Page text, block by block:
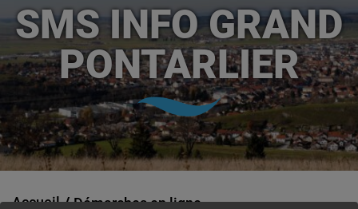
SMS INFO GRAND
PONTARLIER
Accueil
Démarches en ligne